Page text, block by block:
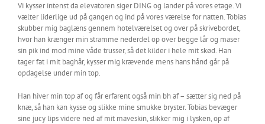
Vi kysser intenst da elevatoren siger DING og lander på vores etage. Vi
vælter liderlige ud på gangen og ind på vores værelse for natten. Tobias
skubber mig baglæns gennem hotelværelset og over på skrivebordet,
hvor han krænger min stramme nederdel op over begge lår og maser
sin pik ind mod mine våde trusser, så det kilder i hele mit skød. Han
tager fat i mit baghår, kysser mig krævende mens hans hånd går på
opdagelse under min top.
Han hiver min top af og får erfarent også min bh af – sætter sig ned på
knæ, så han kan kysse og slikke mine smukke bryster. Tobias bevæger
sine jucy lips videre ned af mit maveskin, slikker mig i lysken, op af